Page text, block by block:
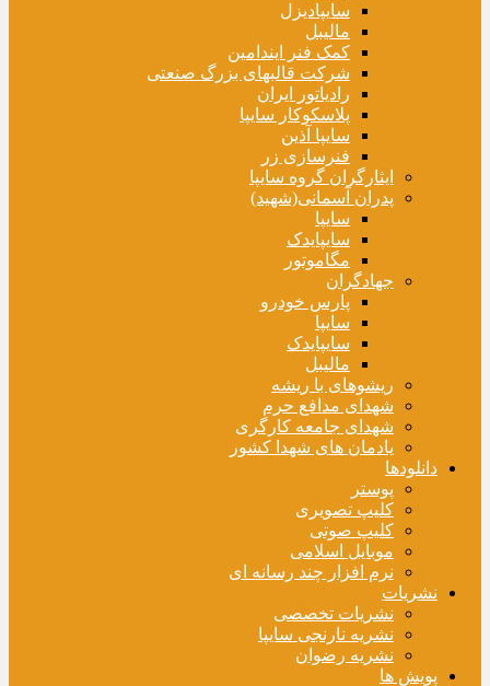
سایپادیزل
مالیبل
کمک فنر ایندامین
شرکت قالبهای بزرگ صنعتی
رادیاتور ایران
پلاسکوکار سایپا
سایپا آذین
فنرسازی زر
ایثارگران گروه سایپا
پدران آسمانی(شهید)
سایپا
سایپایدک
مگاموتور
جهادگران
پارس خودرو
سایپا
سایپایدک
مالیبل
ریشوهای با ریشه
شهدای مدافع حرم
شهدای جامعه کارگری
یادمان های شهدا کشور
دانلودها
پوستر
کلیپ تصویری
کلیپ صوتی
موبایل اسلامی
نرم افزار چند رسانه ای
نشریات
نشریات تخصصی
نشریه نارنجی سایپا
نشریه رضوان
پویش ها